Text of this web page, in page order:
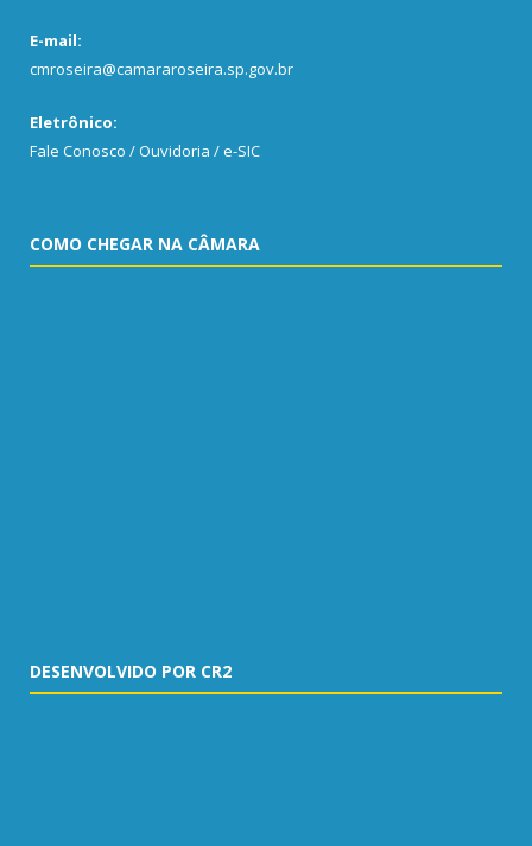
E-mail:
cmroseira@camararoseira.sp.gov.br
Eletrônico:
Fale Conosco / Ouvidoria / e-SIC
COMO CHEGAR NA CÂMARA
DESENVOLVIDO POR CR2